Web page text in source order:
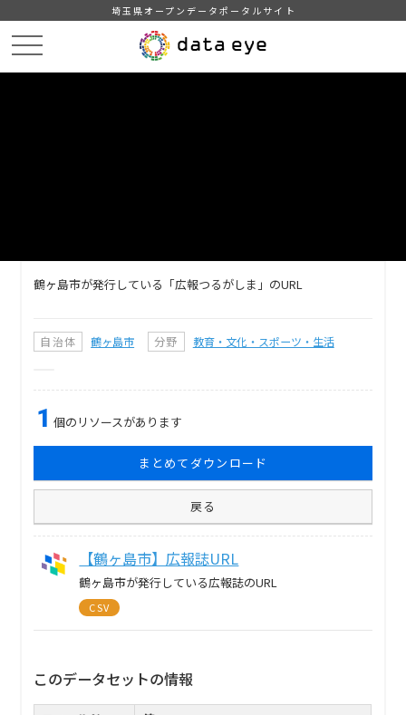
埼玉県オープンデータポータルサイト
鶴ヶ島市が発行している「広報つるがしま」のURL
自治体 鶴ヶ島市 分野 教育・文化・スポーツ・生活
1 個のリソースがあります
まとめてダウンロード
戻る
【鶴ヶ島市】広報誌URL
鶴ヶ島市が発行している広報誌のURL
CSV
このデータセットの情報